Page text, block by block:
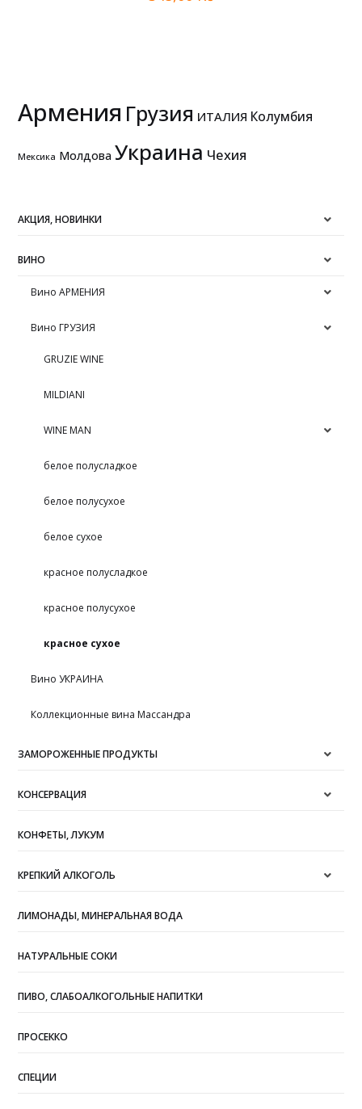
Армения Грузия ИТАЛИЯ Колумбия
Мексика Молдова Украина Чехия
АКЦИЯ, НОВИНКИ
ВИНО
Вино АРМЕНИЯ
Вино ГРУЗИЯ
GRUZIE WINE
MILDIANI
WINE MAN
белое полусладкое
белое полусухое
белое сухое
красное полусладкое
красное полусухое
красное сухое
Вино УКРАИНА
Коллекционные вина Массандра
ЗАМОРОЖЕННЫЕ ПРОДУКТЫ
КОНСЕРВАЦИЯ
КОНФЕТЫ, ЛУКУМ
КРЕПКИЙ АЛКОГОЛЬ
ЛИМОНАДЫ, МИНЕРАЛЬНАЯ ВОДА
НАТУРАЛЬНЫЕ СОКИ
ПИВО, СЛАБОАЛКОГОЛЬНЫЕ НАПИТКИ
ПРОСЕККО
СПЕЦИИ